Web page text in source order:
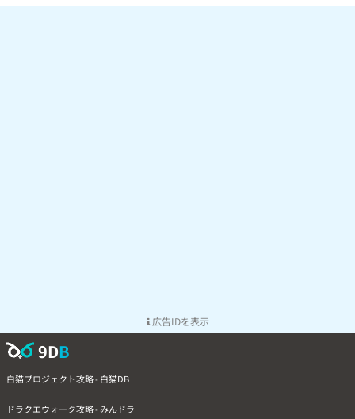
広告IDを表示
9DB
白猫プロジェクト攻略 - 白猫DB
ドラクエウォーク攻略 - みんドラ